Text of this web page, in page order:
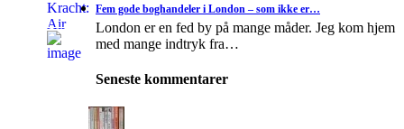
Fem gode boghandeler i London – som ikke er…
London er en fed by på mange måder. Jeg kom hjem
med mange indtryk fra…
Seneste kommentarer